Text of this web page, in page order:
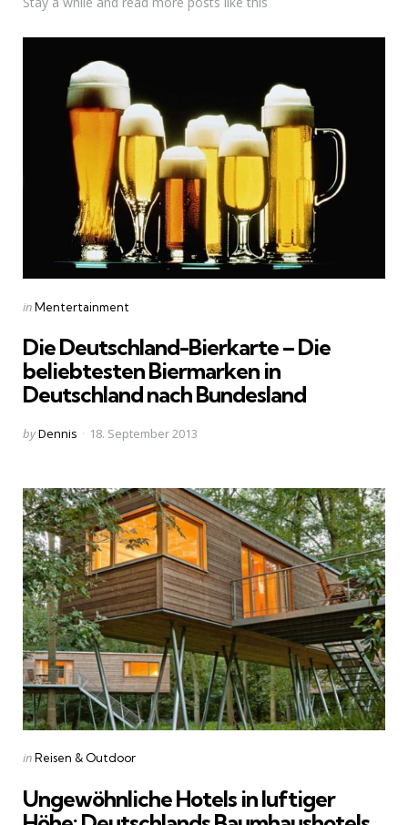
Categories
Posted
inMentertainment
Die Deutschland-Bierkarte – Die
beliebtesten Biermarken in
Deutschland nach Bundesland
Posted
byDennis 18. September 2013
Categories
Posted
inReisen & Outdoor
Ungewöhnliche Hotels in luftiger